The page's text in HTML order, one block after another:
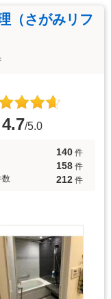
（さがみリフ
4.7/5.0
140 件
158 件
数
212 件